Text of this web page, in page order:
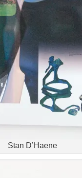
Stan D’Haene